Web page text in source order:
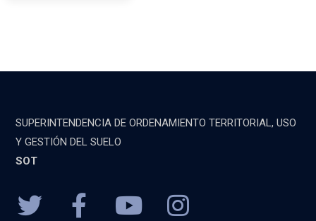
SUPERINTENDENCIA DE ORDENAMIENTO TERRITORIAL, USO
Y GESTIÓN DEL SUELO
SOT